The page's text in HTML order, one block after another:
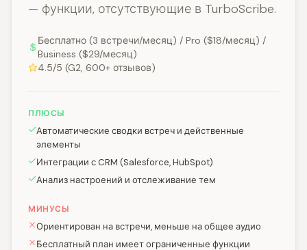
— функции, отсутствующие в TurboScribe.
Бесплатно (3 встречи/месяц) / Pro ($18/месяц) /
Business ($29/месяц)
4.5/5 (G2, 600+ отзывов)
ПЛЮСЫ
Автоматические сводки встреч и действенные
элементы
Интеграции с CRM (Salesforce, HubSpot)
Анализ настроений и отслеживание тем
МИНУСЫ
Ориентирован на встречи, меньше на общее аудио
Бесплатный план имеет ограниченные функции